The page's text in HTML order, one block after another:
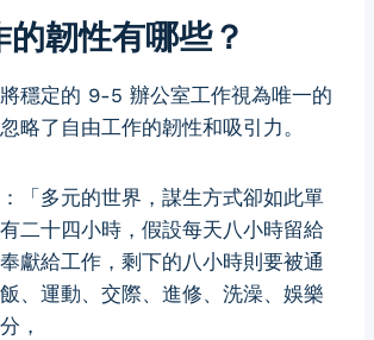
的韌性有哪些？
穩定的 9-5 辦公室工作視為唯一的
略了自由工作的韌性和吸引力。
「多元的世界，謀生方式卻如此單
二十四小時，假設每天八小時留給
獻給工作，剩下的八小時則要被通
、運動、交際、進修、洗澡、娛樂
，